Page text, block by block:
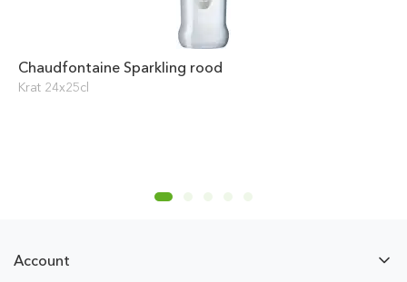
Chaudfontaine Sparkling rood
Krat 24x25cl
Account